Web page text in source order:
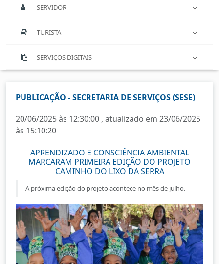
SERVIDOR
TURISTA
SERVIÇOS DIGITAIS
PUBLICAÇÃO - SECRETARIA DE SERVIÇOS (SESE)
20/06/2025 às 12:30:00 , atualizado em 23/06/2025
às 15:10:20
APRENDIZADO E CONSCIÊNCIA AMBIENTAL
MARCARAM PRIMEIRA EDIÇÃO DO PROJETO
CAMINHO DO LIXO DA SERRA
A próxima edição do projeto acontece no mês de julho.